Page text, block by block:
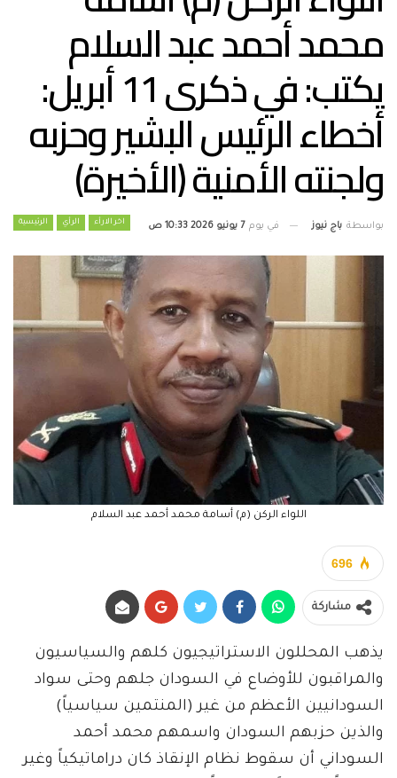
محمد أحمد عبد السلام
يكتب: في ذكرى 11 أبريل:
أخطاء الرئيس البشير وحزبه
ولجنته الأمنية (الأخيرة)
اخر الارأء الرأي الرئيسية بواسطة باج نيوز في يوم 7 يونيو 2026 10:33 ص
اللواء الركن (م) أسامة محمد أحمد عبد السلام
696
مشاركة
يذهب المحللون الاستراتيجيون كلهم والسياسيون
والمراقبون للأوضاع في السودان جلهم وحتى سواد
السودانيين الأعظم من غير (المنتمين سياسياً)
والذين حزبهم السودان واسمهم محمد أحمد
السوداني أن سقوط نظام الإنقاذ كان دراماتيكياً وغير